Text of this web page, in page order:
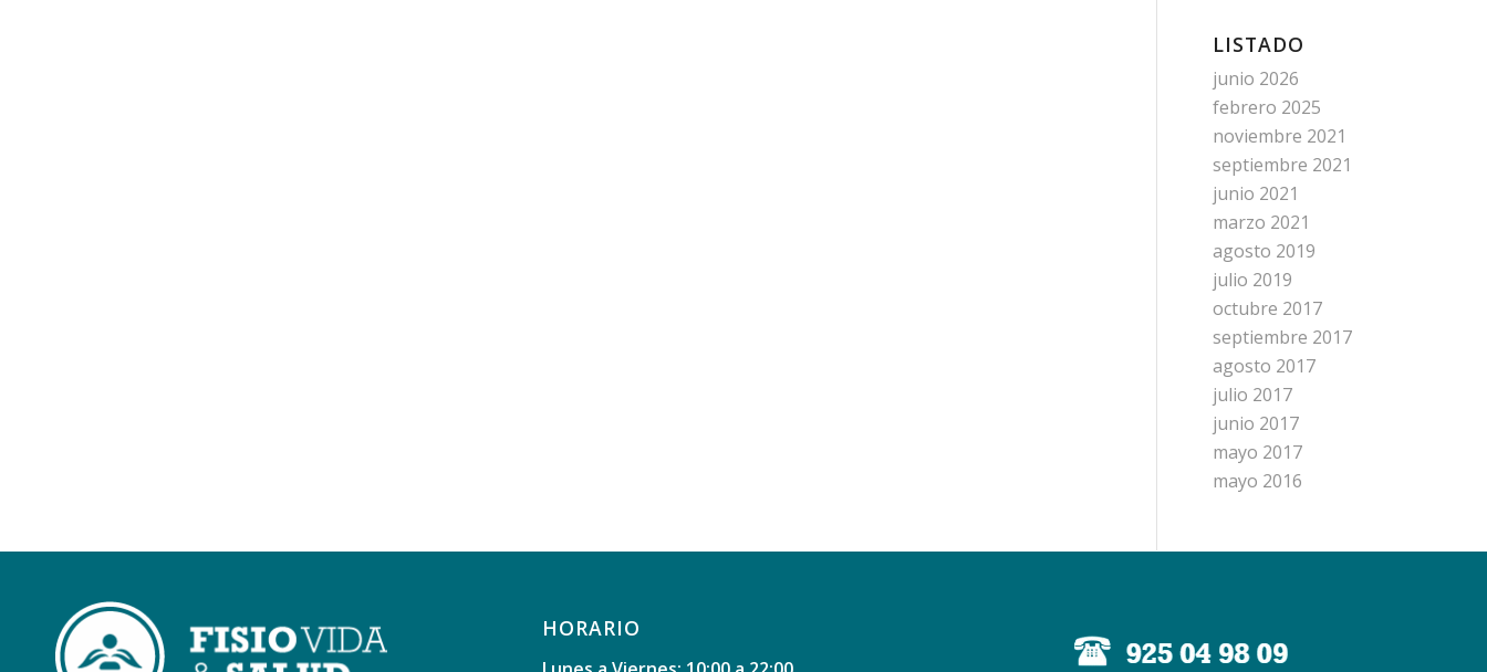
LISTADO
junio 2026
febrero 2025
noviembre 2021
septiembre 2021
junio 2021
marzo 2021
agosto 2019
julio 2019
octubre 2017
septiembre 2017
agosto 2017
julio 2017
junio 2017
mayo 2017
mayo 2016
HORARIO